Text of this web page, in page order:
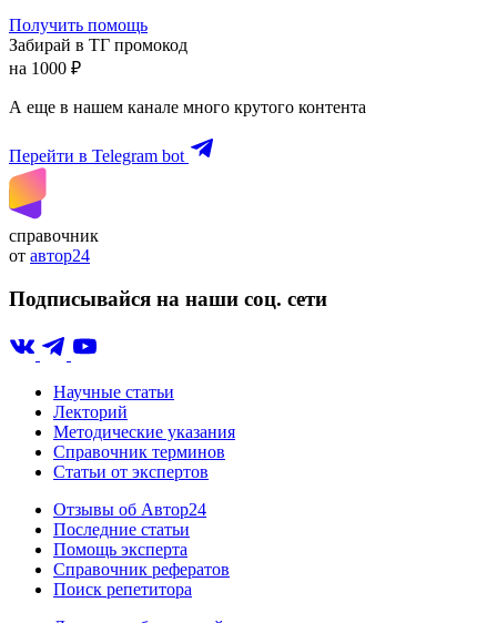
Получить помощь
Забирай в ТГ промокод
на 1000 ₽
А еще в нашем канале много крутого контента
Перейти в Telegram bot
справочник
от автор24
Подписывайся на наши соц. сети
Научные статьи
Лекторий
Методические указания
Справочник терминов
Статьи от экспертов
Отзывы об Автор24
Последние статьи
Помощь эксперта
Справочник рефератов
Поиск репетитора